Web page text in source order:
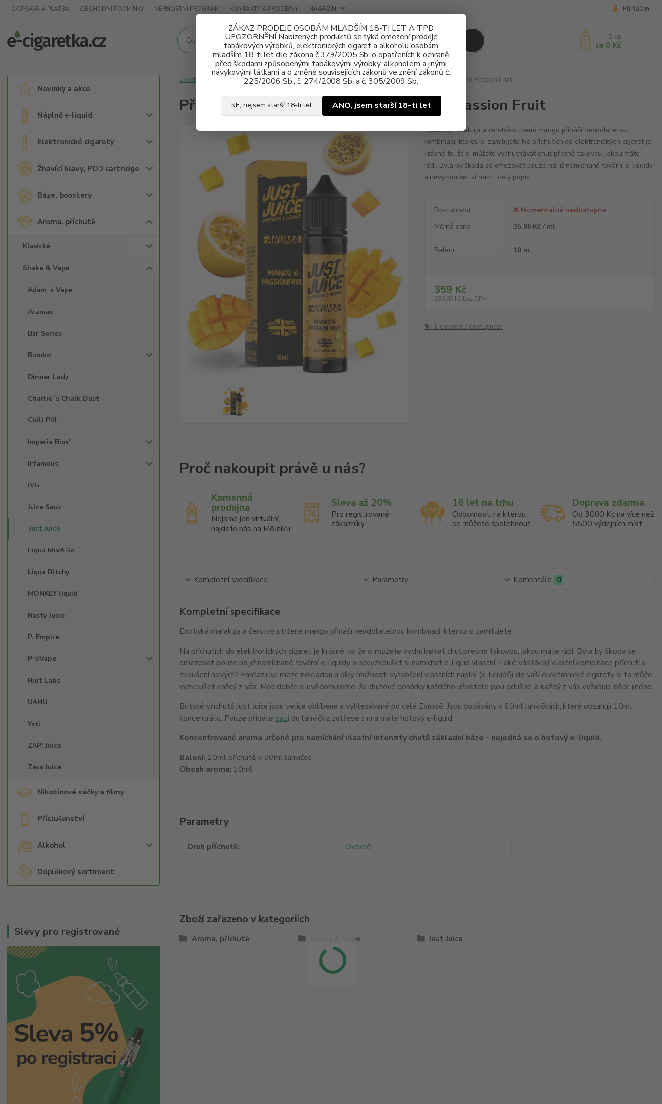
ZÁKAZ PRODEJE OSOBÁM MLADŠÍM 18-TI LET A TPD
UPOZORNĚNÍ Nabízených produktů se týká omezení prodeje
tabákových výrobků, elektronických cigaret a alkoholu osobám
mladším 18-ti let dle zákona č.379/2005 Sb. o opatřeních k ochraně
před škodami způsobenými tabákovými výrobky, alkoholem a jinými
návykovými látkami a o změně souvisejících zákonů ve znění zákonů č.
225/2006 Sb., č. 274/2008 Sb. a č. 305/2009 Sb.
NE, nejsem starší 18-ti let ANO, jsem starší 18-ti let
DOPRAVA A PLATBA OBCHODNÍ PODMÍNKY VĚRNOSTNÍ PROGRAM KONTAKTY A PRODEJNY MAGAZÍN Přihlášení
0 ks
za 0 Kč
Novinky a akce
Náplně e-liquid
Elektronické cigarety
Žhavící hlavy, POD cartridge
Báze, boostery
Aroma, příchutě
Klasické
Shake & Vape
Adam´s Vape
Aramax
Bar Series
Bombo
Dinner Lady
Charlie´s Chalk Dust
Chill Pill
Imperia Bios'
Infamous
IVG
Juice Sauz
Just Juice
Liqua Mix&Go
Liqua Ritchy
MONKEY liquid
Nasty Juice
PJ Empire
ProVape
Riot Labs
UAHU
Yeti
ZAP! Juice
Zeus Juice
Nikotinové sáčky a filmy
Příslušenství
Alkohol
Doplňkový sortiment
Slevy pro registrované
Úvod Aroma, příchutě Shake & Vape Just Juice Příchuť Just Juice S&V 10ml Mango and Passion Fruit
Příchuť Just Juice S&V 10ml Mango and Passion Fruit
Exotická marakuja a čerstvě utržené mango přináší neodolatelnou
kombinaci, kterou si zamilujete Na příchutích do elektronických cigaret je
krásné to, že si můžete vychutnávat chuť přesně takovou, jakou máte
rádi. Byla by škoda se omezovat pouze na již namíchané tovární e-liquidy
a nevyzkoušet si nam... celý popis
Dostupnost
❌ Momentálně nedostupné
Měrná cena
35,90 Kč / ml
Balení 10 ml
359 Kč
296,69 Kč bez DPH
🐕 Hlídat cenu / dostupnost
Kamenná
prodejna
Nejsme jen virtuální,
najdete nás na Mělníku
Sleva až 20%
Pro registrované
zákazníky
16 let na trhu
Odbornost, na kterou
se můžete spolehnout
Doprava zdarma
Od 3000 Kč na více než
5500 výdejních míst
Kompletní specifikace Parametry Komentáře 0
Kompletní specifikace
Exotická marakuja a čerstvě utržené mango přináší neodolatelnou kombinaci, kterou si zamilujete
Na příchutích do elektronických cigaret je krásné to, že si můžete vychutnávat chuť přesně takovou, jakou máte rádi. Byla by škoda se
omezovat pouze na již namíchané tovární e-liquidy a nevyzkoušet si namíchat e-liquid vlastní. Také vás lákají vlastní kombinace příchutí a
zkoušení nových? Fantazii se meze nekladou a díky možnosti vytvoření vlastních náplní (e-liquidů) do vaší elektronické cigarety si to může
vyzkoušet každý z vás. Moc dobře si uvědomujeme, že chuťové pohárky každého uživatele jsou odlišné, a každý z vás vyžaduje něco jiného.
Britské příchutě Just Juice jsou velice oblíbené a vyhledávané po celé Evropě. Jsou dodávány v 60ml lahvičkách, které obsahují 10ml
koncentrátu. Pouze přidátebázido lahvičky, zatřese s ní a máte hotový e-liquid.
Koncentrované aroma určené pro namíchání vlastní intenzity chutě základní báze - nejedná se o hotový e-liquid.
Balení: 10ml příchutě v 60ml lahvičce
Obsah aroma: 10ml
Parametry
Druh příchutě Ovocné
Zboží zařazeno v kategoriích
Aroma, příchutě Shake & Vape Just Juice